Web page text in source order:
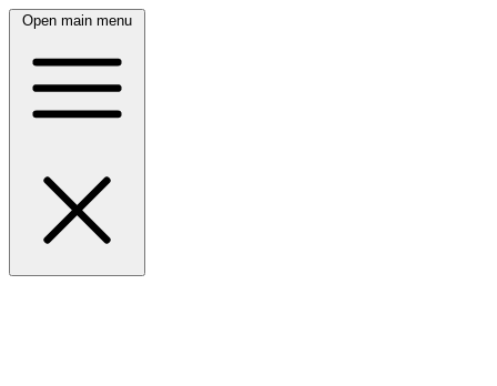
Open main menu